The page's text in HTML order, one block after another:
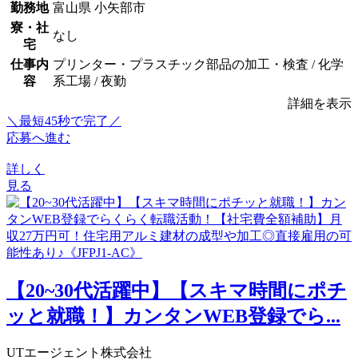
勤務地 富山県 小矢部市
寮・社
宅
なし
仕事内
容
プリンター・プラスチック部品の加工・検査 / 化学
系工場 / 夜勤
詳細を表示
＼最短45秒で完了／
応募へ進む
詳しく
見る
【20~30代活躍中】【スキマ時間にポチ
ッと就職！】カンタンWEB登録でら...
UTエージェント株式会社